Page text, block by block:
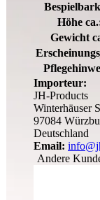
Höhe
Gewicht
Importeur:
JH-Products
Winterhäuser
97084
Deutschland
Email:
Andere